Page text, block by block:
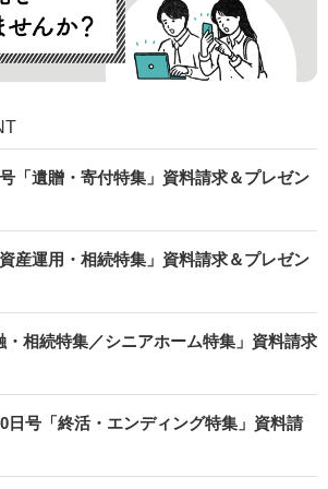
「遺贈・寄付特集」資料請求＆プレゼン
産運用・相続特集」資料請求＆プレゼン
・相続特集／シニアホーム特集」資料請求
日号「終活・エンディング特集」資料請